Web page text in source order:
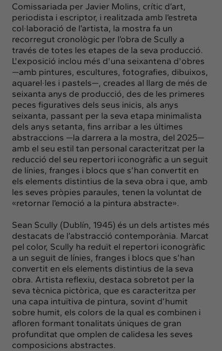
Comissariada per Javier Molins, crític d’art,
periodista i escriptor, i realitzada amb l’estreta
col·laboració de l’artista, la mostra fa un
recorregut cronològic per l’obra de Scully a
través de totes les etapes de la seva producció.
L'exposició inclou més d'una seixantena d'obres
—amb pintures, escultures, fotografies, dibuixos,
aquarel·les i pastels—, creades al llarg de més de
seixanta anys de producció, des de les primeres
peces figuratives dels seus inicis, als anys
seixanta, passant per la seva etapa minimalista
dels anys setanta, fins arribar a les últimes
abstraccions —la darrera a la mostra, del 2025—
amb el seu estil tan personal caracteritzat per la
reducció del seu repertori iconogràfic a un seguit
de línies, franges i blocs que s’han convertit en
els elements distintius de la seva obra i que, amb
les seves pròpies paraules, tenen la voluntat de
«retornar l’emoció a la pintura abstracte».
Sean Scully (Dublín, 1945) és un dels artistes més
destacats de l’abstracció contemporània. Marcat
pel color, Scully ha reduït el repertori iconogràfic
a un seguit de línies, franges i blocs que s’han
convertit en els elements distintius de la seva
obra. Artista reflexiu, destaca sobretot per la
seva tècnica pictòrica, que es caracteritza per
una capa intuïtiva de pintura, sovint d’humit
sobre humit, els colors de la qual es combinen i
afloren formant tonalitats úniques de gran
profunditat que omplen de calidesa les seves
composicions abstractes.